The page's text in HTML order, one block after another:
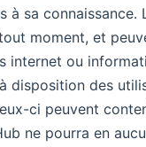
à sa
moment, et
internet ou
disposition des
ci peuvent
ne pourra en